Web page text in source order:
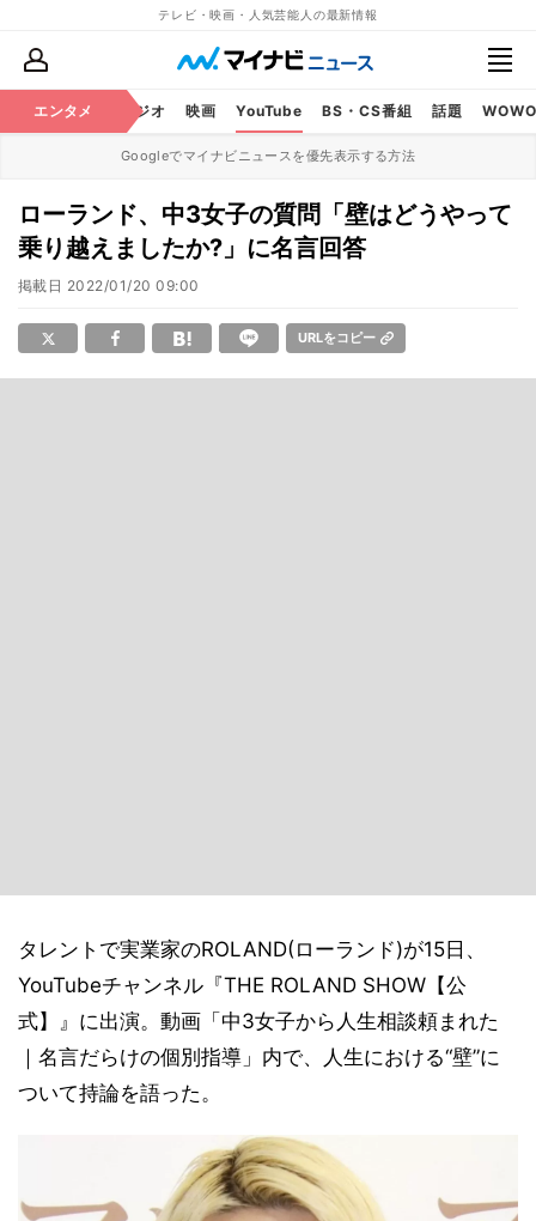
テレビ・映画・人気芸能人の最新情報
エンタメ
テレビ ラジオ 映画 YouTube BS・CS番組 話題
Googleでマイナビニュースを優先表示する方法
ローランド、中3女子の質問「壁はどうやって
乗り越えましたか?」に名言回答
掲載日 2022/01/20 09:00
URLをコピー
タレントで実業家のROLAND(ローランド)が15日、
YouTubeチャンネル『THE ROLAND SHOW【公
式】』に出演。動画「中3女子から人生相談頼まれた
｜名言だらけの個別指導」内で、人生における“壁”に
ついて持論を語った。